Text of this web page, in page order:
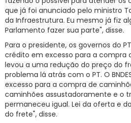
que já foi anunciado pelo ministro
da Infraestrutura. Eu mesmo já fiz
Parlamento fazer sua parte", disse.
Para o presidente, os governos do
crédito em excesso para a compra
levou a uma redução do preço do
problema lá atrás com o PT. O
excesso para a compra de
caminhões assustadoramente e o
permaneceu igual. Lei da oferta e
do frete", disse.